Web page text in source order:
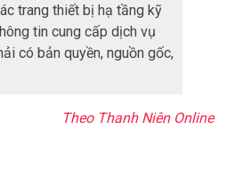
trang thiết bị hạ tầng kỹ
tin cung cấp dịch vụ
có bản quyền, nguồn gốc,
Theo Thanh Niên Online